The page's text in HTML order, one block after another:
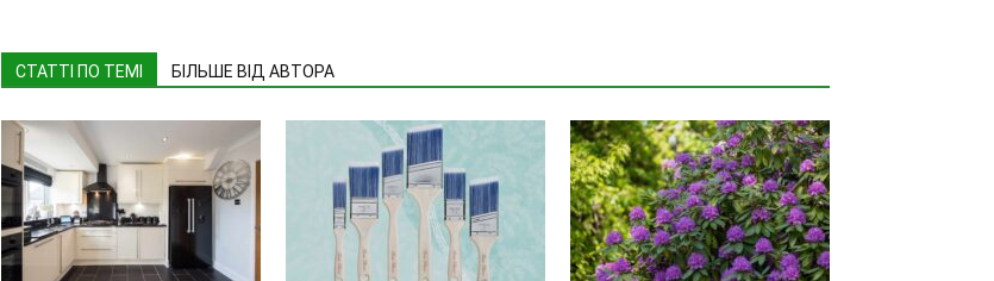
СТАТТІ ПО ТЕМІ БІЛЬШЕ ВІД АВТОРА